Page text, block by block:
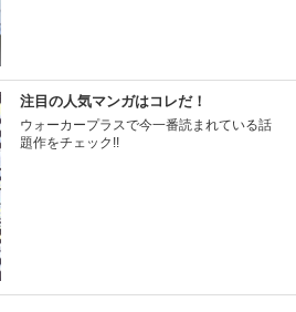
注目の人気マンガはコレだ！
ウォーカープラスで今一番読まれている話
題作をチェック!!